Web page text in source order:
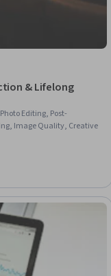
& Lifelong
Editing, Post-
Image Quality, Creative